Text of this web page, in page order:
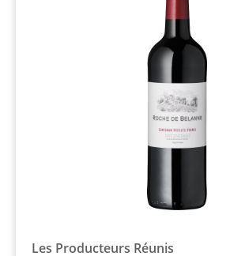
Les Producteurs Réunis